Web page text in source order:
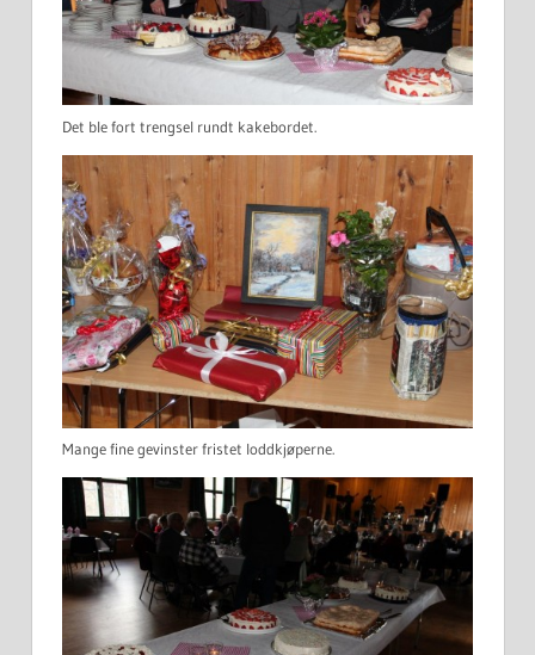
Det ble fort trengsel rundt kakebordet.
Mange fine gevinster fristet loddkjøperne.